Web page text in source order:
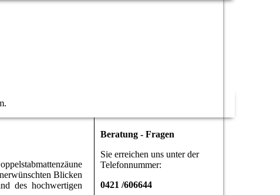
Blicken
des hochwertigen
Beratung - Fragen
Sie erreichen uns unter der
Telefonnummer:
0421 /606644